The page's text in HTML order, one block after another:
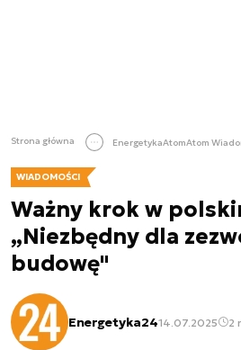
Strona główna EnergetykaAtomAtom
WIADOMOŚCI
Ważny krok w
„Niezbędny dla
budowę"
Energetyka2414.07.2025 2